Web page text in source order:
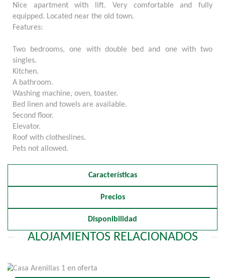
Nice apartment with lift. Very comfortable and fully
equipped. Located near the old town.
Features:
Two bedrooms, one with double bed and one with two
singles.
Kitchen.
A bathroom.
Washing machine, oven, toaster.
Bed linen and towels are available.
Second floor.
Elevator.
Roof with clotheslines.
Pets not allowed.
Características
Precios
Disponibilidad
ALOJAMIENTOS RELACIONADOS